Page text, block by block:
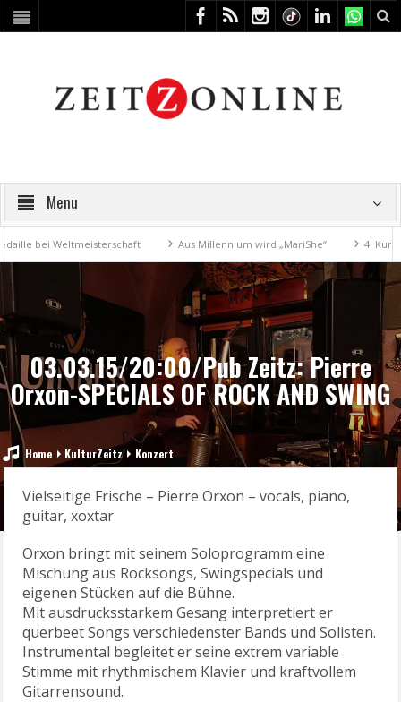
Menu
bei Weltmeisterschaft Aus Millennium wird „MariShe“ 4. Kunstfest
03.03.15/20:00/Pub Zeitz: Pierre
Orxon-SPECIALS OF ROCK AND SWING
Home KulturZeitz Konzert
Vielseitige Frische – Pierre Orxon – vocals, piano,
guitar, xoxtar
Orxon bringt mit seinem Soloprogramm eine
Mischung aus Rocksongs, Swingspecials und
eigenen Stücken auf die Bühne.
Mit ausdrucksstarkem Gesang interpretiert er
querbeet Songs verschiedenster Bands und Solisten.
Instrumental begleitet er seine extrem variable
Stimme mit rhythmischem Klavier und kraftvollem
Gitarrensound.